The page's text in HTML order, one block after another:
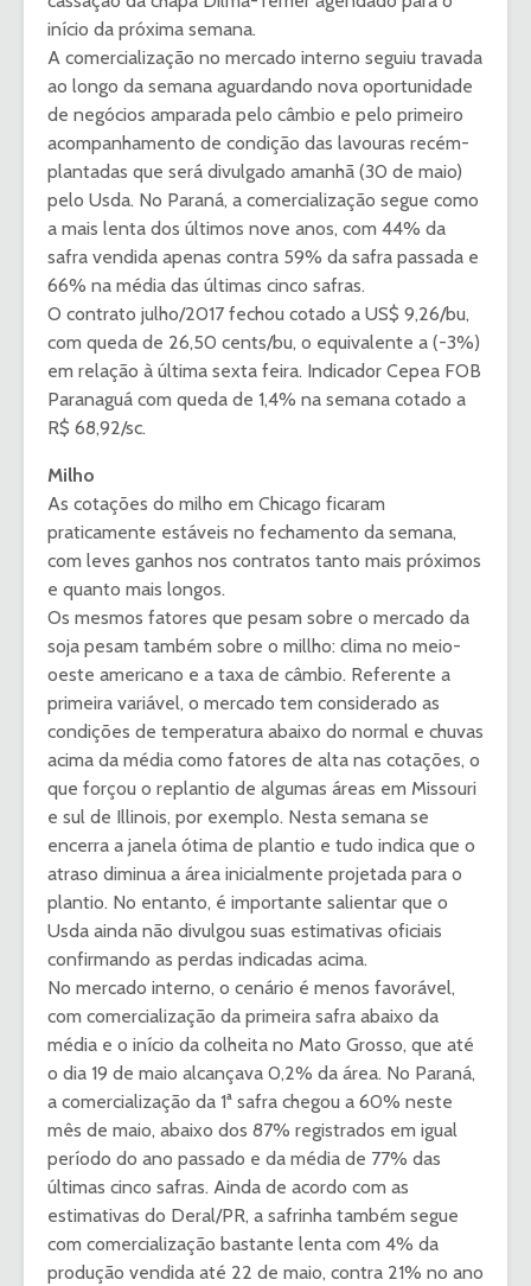
início da próxima semana.
A comercialização no mercado interno seguiu travada
ao longo da semana aguardando nova oportunidade
de negócios amparada pelo câmbio e pelo primeiro
acompanhamento de condição das lavouras recém-
plantadas que será divulgado amanhã (30 de maio)
pelo Usda. No Paraná, a comercialização segue como
a mais lenta dos últimos nove anos, com 44% da
safra vendida apenas contra 59% da safra passada e
66% na média das últimas cinco safras.
O contrato julho/2017 fechou cotado a US$ 9,26/bu,
com queda de 26,50 cents/bu, o equivalente a (-3%)
em relação à última sexta feira. Indicador Cepea FOB
Paranaguá com queda de 1,4% na semana cotado a
R$ 68,92/sc.
Milho
As cotações do milho em Chicago ficaram
praticamente estáveis no fechamento da semana,
com leves ganhos nos contratos tanto mais próximos
e quanto mais longos.
Os mesmos fatores que pesam sobre o mercado da
soja pesam também sobre o millho: clima no meio-
oeste americano e a taxa de câmbio. Referente a
primeira variável, o mercado tem considerado as
condições de temperatura abaixo do normal e chuvas
acima da média como fatores de alta nas cotações, o
que forçou o replantio de algumas áreas em Missouri
e sul de Illinois, por exemplo. Nesta semana se
encerra a janela ótima de plantio e tudo indica que o
atraso diminua a área inicialmente projetada para o
plantio. No entanto, é importante salientar que o
Usda ainda não divulgou suas estimativas oficiais
confirmando as perdas indicadas acima.
No mercado interno, o cenário é menos favorável,
com comercialização da primeira safra abaixo da
média e o início da colheita no Mato Grosso, que até
o dia 19 de maio alcançava 0,2% da área. No Paraná,
a comercialização da 1ª safra chegou a 60% neste
mês de maio, abaixo dos 87% registrados em igual
período do ano passado e da média de 77% das
últimas cinco safras. Ainda de acordo com as
estimativas do Deral/PR, a safrinha também segue
com comercialização bastante lenta com 4% da
produção vendida até 22 de maio, contra 21% no ano